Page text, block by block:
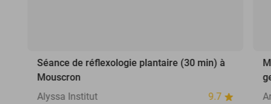
Séance de réflexologie plantaire (30 min) à
Mouscron
Alyssa Institut
9.7